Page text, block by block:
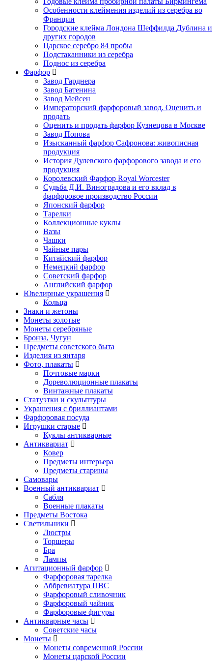
Особенности клеймения изделий из серебра во
Франции
Городские клейма Лондона Шеффилда Дублина и
других городов
Царское серебро 84 пробы
Подстаканники из серебра
Поднос из серебра
Фарфор
Завод Гарднера
Завод Батенина
Завод Мейсен
Императорский фарфоровый завод. Оценить и
продать
Оценить и продать фарфор Кузнецова в Москве
Завод Попова
Изысканный фарфор Сафронова: живописная
продукция
История Дулевского фарфорового завода и его
продукция
Королевский Фарфор Royal Worcester
Судьба Д.И. Виноградова и его вклад в
фарфоровое производство России
Японский фарфор
Тарелки
Коллекционные куклы
Вазы
Чашки
Чайные пары
Китайский фарфор
Немецкий фарфор
Советский фарфор
Английский фарфор
Ювелирные украшения
Кольца
Знаки и жетоны
Монеты золотые
Монеты серебряные
Бронза, Чугун
Предметы советского быта
Изделия из янтаря
Фото, плакаты
Почтовые марки
Дореволюционные плакаты
Винтажные плакаты
Статуэтки и скульптуры
Украшения с бриллиантами
Фарфоровая посуда
Игрушки старые
Куклы антикварные
Антиквариат
Ковер
Предметы интерьера
Предметы старины
Самовары
Военный антиквариат
Сабля
Военные плакаты
Предметы Востока
Светильники
Люстры
Торшеры
Бра
Лампы
Агитационный фарфор
Фарфоровая тарелка
Аббревиатура ПВС
Фарфоровый сливочник
Фарфоровый чайник
Фарфоровые фигуры
Антикварные часы
Советские часы
Монеты
Монеты современной России
Монеты царской России